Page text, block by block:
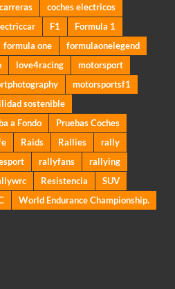
carreras
coches electricos
F1
Formula 1
formula one
formulaonelegend
love4racing
motorsport
motorsportsf1
sostenible
a Fondo
Pruebas Coches
Raids Rallies
rally
rallyfans
rallying
Resistencia
SUV
World Endurance Championship.